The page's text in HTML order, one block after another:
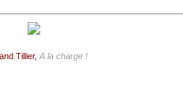
Tillier, A la charge !